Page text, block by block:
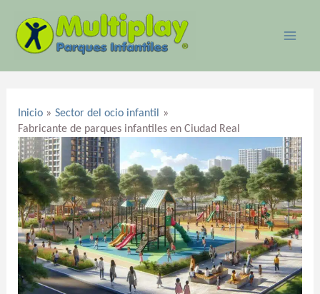
contenido
Inicio
Sector del ocio infantil
Fabricante de parques infantiles en Ciudad Real
entradas